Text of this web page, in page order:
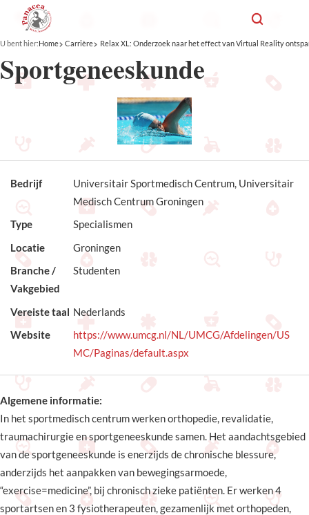
U bent hier:Home Carrière Relax XL: Onderzoek naar het effect van Virtual Reality
Sportgeneeskunde
Bedrijf
Universitair Sportmedisch Centrum, Universitair
Medisch Centrum Groningen
Type
Specialismen
Locatie
Groningen
Branche /
Vakgebied
Studenten
Vereiste taal Nederlands
Website
https://www.umcg.nl/NL/UMCG/Afdelingen/US
MC/Paginas/default.aspx
Algemene informatie:
In het sportmedisch centrum werken orthopedie, revalidatie,
traumachirurgie en sportgeneeskunde samen. Het aandachtsgebied
van de sportgeneeskunde is enerzijds de chronische blessure,
anderzijds het aanpakken van bewegingsarmoede,
“exercise=medicine”, bij chronisch zieke patiënten. Er werken 4
sportartsen en 3 fysiotherapeuten, gezamenlijk met orthopeden,